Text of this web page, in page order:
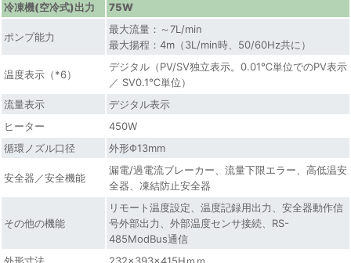
冷凍機(空冷式)出力
75W
ポンプ能力
最大流量：～7L/min
最大揚程：4m（3L/min時、50/60Hz共に）
温度表示（*6）
デジタル（PV/SV独立表示。0.01℃単位でのPV表示
／ SV0.1℃単位）
流量表示
デジタル表示
ヒーター
450W
循環ノズル口径
外形Φ13mm
安全器／安全機能
漏電/過電流ブレーカー、流量下限エラー、高低温安
全器、凍結防止安全器
その他の機能
リモート温度設定、温度記録用出力、安全器動作信
号外部出力、外部温度センサ接続、RS-
485ModBus通信